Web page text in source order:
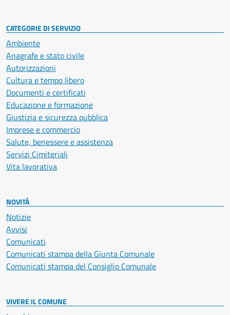
CATEGORIE DI SERVIZIO
Ambiente
Anagrafe e stato civile
Autorizzazioni
Cultura e tempo libero
Documenti e certificati
Educazione e formazione
Giustizia e sicurezza pubblica
Imprese e commercio
Salute, benessere e assistenza
Servizi Cimiteriali
Vita lavorativa
NOVITÀ
Notizie
Avvisi
Comunicati
Comunicati stampa della Giunta Comunale
Comunicati stampa del Consiglio Comunale
VIVERE IL COMUNE